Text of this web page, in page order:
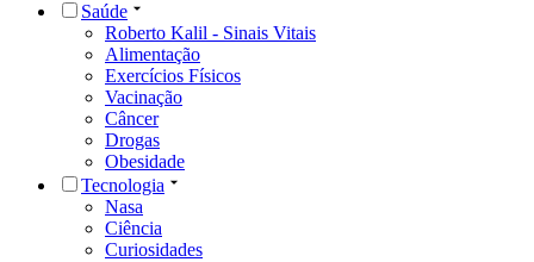
Saúde
Roberto Kalil - Sinais Vitais
Alimentação
Exercícios Físicos
Vacinação
Câncer
Drogas
Obesidade
Tecnologia
Nasa
Ciência
Curiosidades